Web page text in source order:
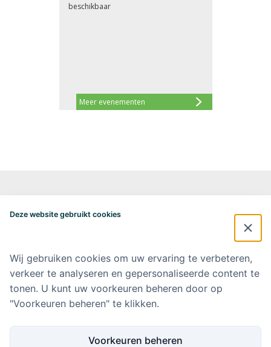
Meer evenementen
beschikbaar
Postbus 7057
alzheimercentrum@amsterdamumc.nl
Doneer via: NL 42 INGB 0006 9052 76 Ten name van: Stichting Steun
Alzheimercentrum Amsterdam
Amsterdam UMC
Deze website gebruikt cookies
Wij gebruiken cookies om uw ervaring te verbeteren,
verkeer te analyseren en gepersonaliseerde content te
tonen. U kunt uw voorkeuren beheren door op
"Voorkeuren beheren" te klikken.
Voorkeuren beheren